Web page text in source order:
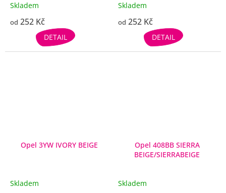
Skladem
od 252 Kč
DETAIL
Skladem
od 252 Kč
DETAIL
Opel 3YW IVORY BEIGE
Skladem
Opel 408BB SIERRA
BEIGE/SIERRABEIGE
Skladem